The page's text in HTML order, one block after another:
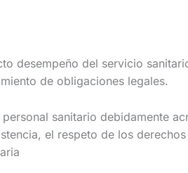
del servicio
de obligaciones legales.
sanitario debidamente
el respeto de los